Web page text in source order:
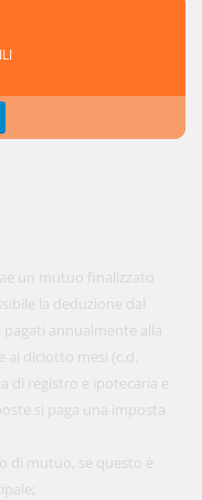
un mutuo finalizzato
la deduzione dal
annualmente alla
diciotto mesi (c.d.
di registro e ipotecaria e
si paga una imposta
di mutuo, se questo è